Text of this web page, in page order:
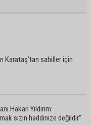
Karataş’tan sahiller için
Hakan Yıldırım:
sizin haddinize değildir”